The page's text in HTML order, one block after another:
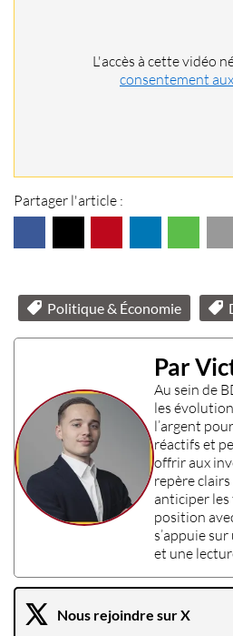
L'accès à cette vidéo
consentement
Partager l'article :
Politique & Économie
Par
Au sein de
les
l’argent
réactifs et
offrir aux
repère
anticiper les
position
s’appuie sur
et une
Nous rejoindre sur X